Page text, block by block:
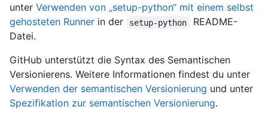
unter Verwenden von „setup-python“ mit einem selbst
gehosteten Runner in der setup-python
README-
Datei.
GitHub unterstützt die Syntax des Semantischen
Versionierens. Weitere Informationen findest du unter
Verwenden der semantischen Versionierung und unter
Spezifikation zur semantischen Versionierung.